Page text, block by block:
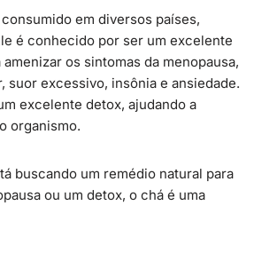
em diversos países,
é conhecido por ser um excelente
os sintomas da menopausa,
suor excessivo, insônia e ansiedade.
excelente detox, ajudando a
organismo.
buscando um remédio natural para
ou um detox, o chá é uma